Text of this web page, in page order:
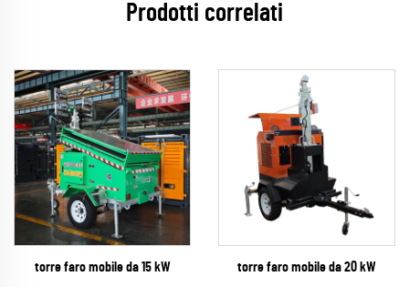
Prodotti correlati
torre faro mobile da 15 kW torre faro mobile da 20 kW